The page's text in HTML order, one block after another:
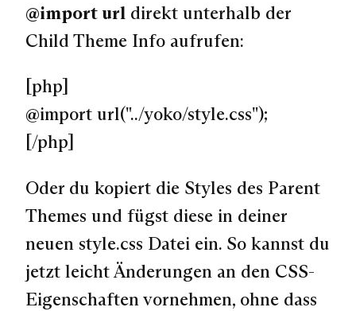
@import url direkt unterhalb der
Child Theme Info aufrufen:
[php]
@import url("../yoko/style.css");
[/php]
Oder du kopiert die Styles des Parent
Themes und fügst diese in deiner
neuen style.css Datei ein. So kannst du
jetzt leicht Änderungen an den CSS-
Eigenschaften vornehmen, ohne dass